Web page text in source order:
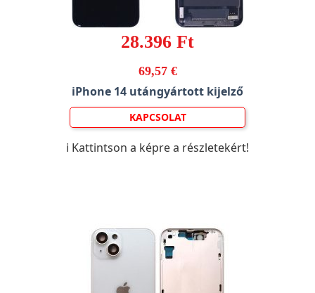
28.396 Ft
69,57 €
iPhone 14 utángyártott kijelző
KAPCSOLAT
ℹ️ Kattintson a képre a részletekért!